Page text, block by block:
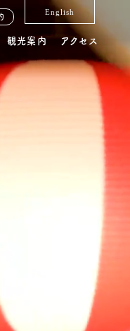
観光案内 アクセス
English